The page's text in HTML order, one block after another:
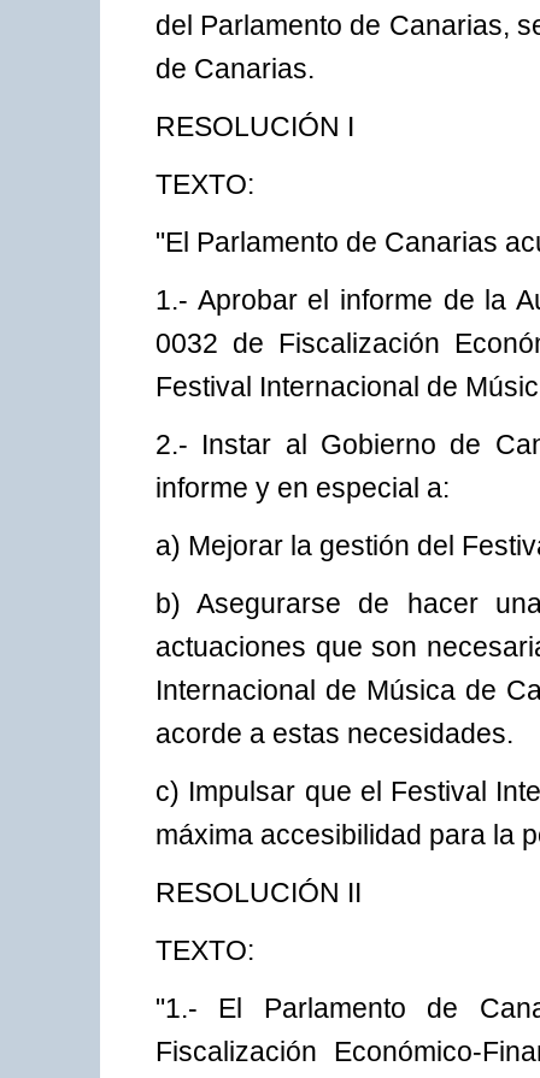
del Parlamento de Canarias,
de Canarias.
RESOLUCIÓN I
TEXTO:
"El Parlamento de Canarias
1.- Aprobar el informe de la
0032 de Fiscalización
Festival Internacional de
2.- Instar al Gobierno de
informe y en especial a:
a) Mejorar la gestión del
b) Asegurarse de hacer
actuaciones que son
Internacional de Música de
acorde a estas necesidades.
c) Impulsar que el Festival
máxima accesibilidad para la
RESOLUCIÓN II
TEXTO:
"1.- El Parlamento de
Fiscalización Económico-